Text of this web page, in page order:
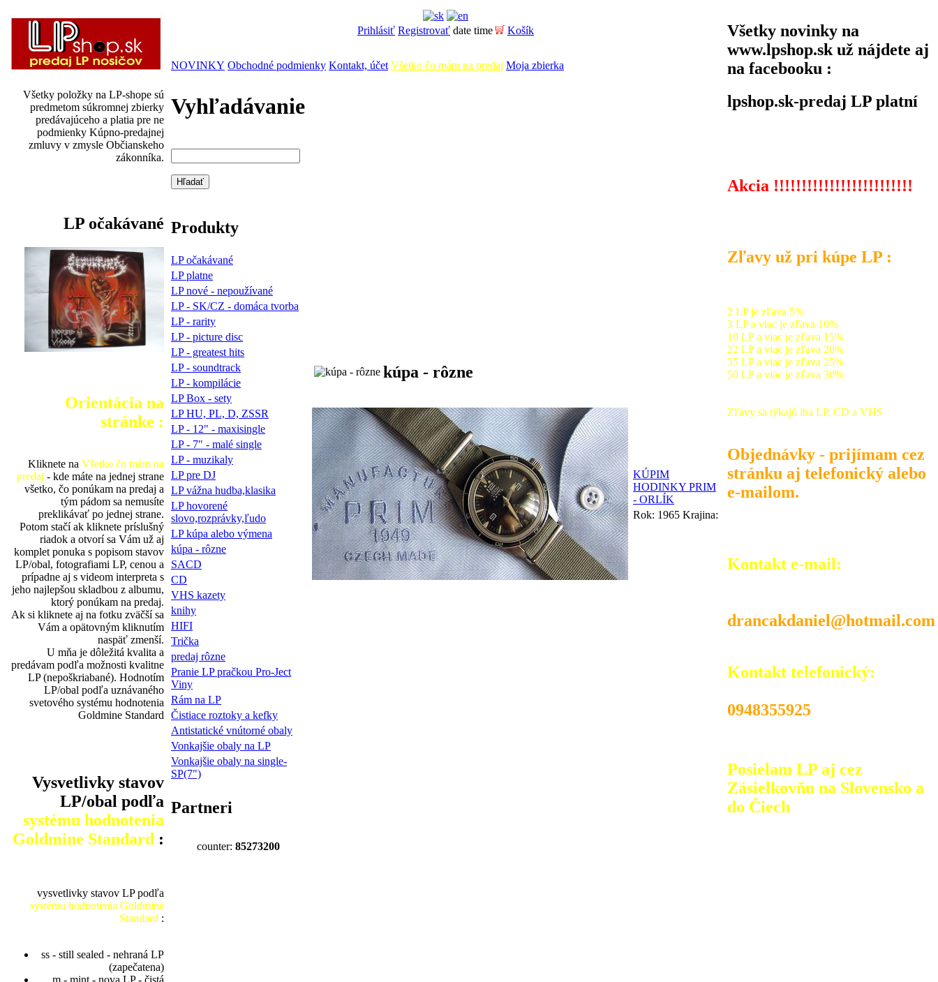
Všetky položky na LP-shope sú
predmetom súkromnej zbierky
predávajúceho a platia pre ne
podmienky Kúpno-predajnej
zmluvy v zmysle Občianskeho
zákonníka.
LP očakávané
Orientácia na
stránke :
Kliknete na Všetko čo mám na
predaj - kde máte na jednej strane
všetko, čo ponúkam na predaj a
tým pádom sa nemusíte
preklikávať po jednej strane.
Potom stačí ak kliknete príslušný
riadok a otvorí sa Vám už aj
komplet ponuka s popisom stavov
LP/obal, fotografiami LP, cenou a
prípadne aj s videom interpreta s
jeho najlepšou skladbou z albumu,
ktorý ponúkam na predaj.
Ak si kliknete aj na fotku zväčší sa
Vám a opätovným kliknutím
naspäť zmenší.
U mňa je dôležitá kvalita a
predávam podľa možnosti kvalitne
LP (nepoškriabané). Hodnotím
LP/obal podľa uznávaného
svetového systému hodnotenia
Goldmine Standard
Vysvetlivky stavov
LP/obal podľa
systému hodnotenia
Goldmine Standard :
vysvetlivky stavov LP podľa
systému hodnotenia Goldmine
Standard :
ss - still sealed - nehraná LP
(zapečatena)
Prihlásiť Registrovať date time Košík
NOVINKY Obchodné podmienky Kontakt, účet Všetko čo mám na predaj Moja zbierka
Vyhľadávanie
Produkty
LP očakávané
LP platne
LP nové - nepoužívané
LP - SK/CZ - domáca tvorba
LP - rarity
LP - picture disc
LP - greatest hits
LP - soundtrack
LP - kompilácie
LP Box - sety
LP HU, PL, D, ZSSR
LP - 12" - maxisingle
LP - 7" - malé single
LP - muzikaly
LP pre DJ
LP vážna hudba,klasika
LP hovorené
slovo,rozprávky,ľudo
LP kúpa alebo výmena
kúpa - rôzne
SACD
CD
VHS kazety
knihy
HIFI
Trička
predaj rôzne
Pranie LP pračkou Pro-Ject
Viny
Rám na LP
Čistiace roztoky a kefky
Antistatické vnútorné obaly
Vonkajšie obaly na LP
Vonkajšie obaly na single-
SP(7")
Partneri
counter: 85273200
kúpa - rôzne
KÚPIM
HODINKY PRIM
- ORLÍK
Rok: 1965 Krajina:
Všetky novinky na
www.lpshop.sk už nájdete aj
na facebooku :
lpshop.sk-predaj LP platní
Akcia !!!!!!!!!!!!!!!!!!!!!!!!!
Zľavy už pri kúpe LP :
2 LP je zľava 5%
3 LP a viac je zľava 10%
10 LP a viac je zľava 15%
22 LP a viac je zľava 20%
35 LP a viac je zľava 25%
50 LP a viac je zľava 30%
Zľavy sa týkajú iba LP, CD a VHS
Objednávky - prijímam cez
stránku aj telefonický alebo
e-mailom.
Kontakt e-mail:
drancakdaniel@hotmail.com
Kontakt telefonický:
0948355925
Posielam LP aj cez
Zásielkovňu na Slovensko a
do Čiech